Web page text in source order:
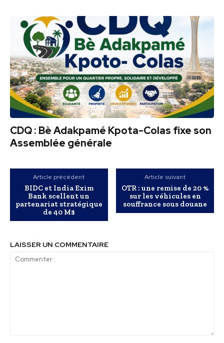
CDQ : Bè Adakpamé Kpota-Colas fixe son
Assemblée générale
Article précédent
BIDC et India Exim
Bank scellent un
partenariat stratégique
de 40 M$
Article suivant
OTR : une remise de 20 %
sur les véhicules en
souffrance sous douane
LAISSER UN COMMENTAIRE